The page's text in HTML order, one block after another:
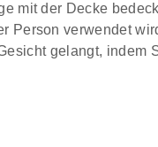
mit der Decke
Person verwendet
gelangt, indem